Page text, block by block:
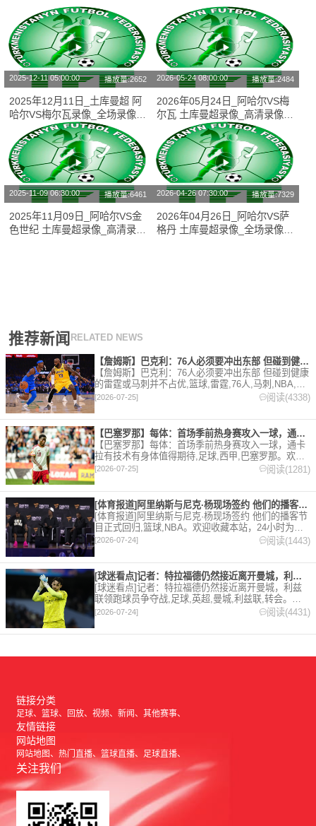
2025-12-11 05:00:00 播放量:2652
2025年12月11日_土库曼超 阿
哈尔VS梅尔瓦录像_全场录像
【高清回放】
2026-05-24 08:00:00 播放量:2484
2026年05月24日_阿哈尔VS梅
尔瓦 土库曼超录像_高清录像
【全场回放】
2025-11-09 06:30:00 播放量:6461
2025年11月09日_阿哈尔VS金
色世纪 土库曼超录像_高清录像
2026-04-26 07:30:00 播放量:7329
2026年04月26日_阿哈尔VS萨
格丹 土库曼超录像_全场录像
推荐新闻 RELATED NEWS
【詹姆斯】巴克利：76人必须要冲出东部 但碰到健康的雷霆或马
【詹姆斯】巴克利：76人必须要冲出东部 但碰到健康
的雷霆或马刺并不占优,篮球,雷霆,76人,马刺,NBA,詹
姆斯。欢迎收藏本站，24小时为你更新最新的足球，
篮球体育资讯。
[2026-07-25] 阅读(4338)
【巴塞罗那】每体：首场季前热身赛攻入一球，通卡拉有技术有身体
【巴塞罗那】每体：首场季前热身赛攻入一球，通卡
拉有技术有身体值得期待,足球,西甲,巴塞罗那。欢迎
收藏本站，24小时为你更新最新的足球，篮球体育资
讯。
[2026-07-25] 阅读(1281)
[体育报道]阿里纳斯与尼克·杨现场签约 他们的播客节目正式回
[体育报道]阿里纳斯与尼克·杨现场签约 他们的播客节
目正式回归,篮球,NBA。欢迎收藏本站，24小时为你
更新最新的足球，篮球体育资讯。
[2026-07-24] 阅读(1443)
[球迷看点]记者：特拉福德仍然接近离开曼城，利兹联领跑球员争
[球迷看点]记者：特拉福德仍然接近离开曼城，利兹
联领跑球员争夺战,足球,英超,曼城,利兹联,转会。欢
迎收藏本站，24小时为你更新最新的足球，篮球体育
资讯。
[2026-07-24] 阅读(4431)
链接分类
足球 篮球 回放 视频 新闻 其他赛事
友情链接
网站地图
网站地图 热门直播 篮球直播 足球直播
关注我们